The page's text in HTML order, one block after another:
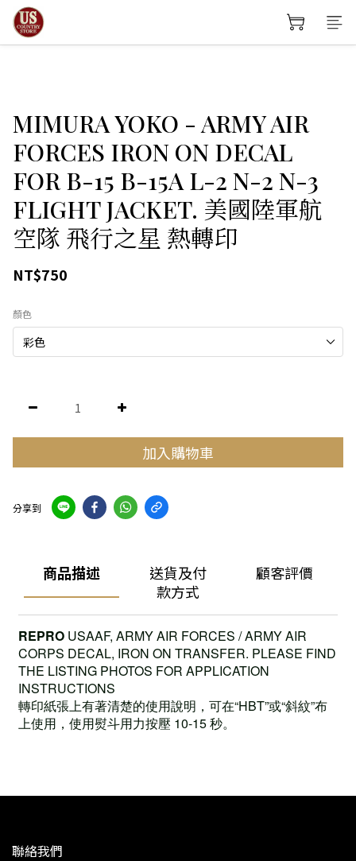
MIMURA YOKO - ARMY AIR
FORCES IRON ON DECAL
FOR B-15 B-15A L-2 N-2 N-3
FLIGHT JACKET. 美國陸軍航
空隊 飛行之星 熱轉印
NT$750
顏色
加入購物車
分享到
商品描述
送貨及付
款方式
顧客評價
REPRO USAAF, ARMY AIR FORCES / ARMY AIR
CORPS DECAL, IRON ON TRANSFER. PLEASE FIND
THE LISTING PHOTOS FOR APPLICATION
INSTRUCTIONS
轉印紙張上有著清楚的使用說明，可在“HBT”或“斜紋”布
上使用，使用熨斗用力按壓 10-15 秒。
聯絡我們